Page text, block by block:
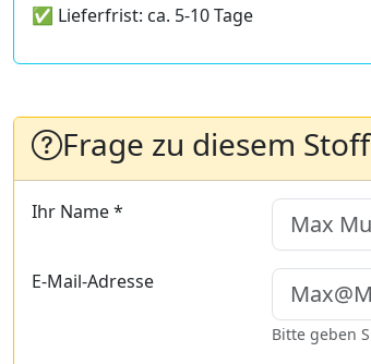
✅ Lieferfrist: ca. 5-10 Tage
Frage zu diesem
Ihr Name *
E-Mail-Adresse
Bitte geben